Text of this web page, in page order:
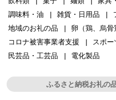
調味料・油
雑貨・日用品
地域のお礼の品
卵（鶏、烏骨
コロナ被害事業者支援
スポ
民芸品・工芸品
電化製品
ふるさと納税お礼の